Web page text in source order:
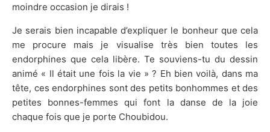
moindre occasion je dirais !
Je serais bien incapable d’expliquer le bonheur que cela
me procure mais je visualise très bien toutes les
endorphines que cela libère. Te souviens-tu du dessin
animé « Il était une fois la vie » ? Eh bien voilà, dans ma
tête, ces endorphines sont des petits bonhommes et des
petites bonnes-femmes qui font la danse de la joie
chaque fois que je porte Choubidou.